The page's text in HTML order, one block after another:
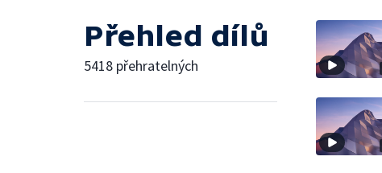
Přehled dílů
5418 přehratelných